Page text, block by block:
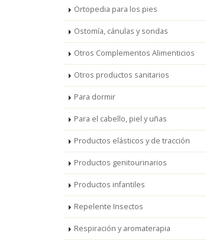
Ortopedia para los pies
Ostomía, cánulas y sondas
Otros Complementos Alimenticios
Otros productos sanitarios
Para dormir
Para el cabello, piel y uñas
Productos elásticos y de tracción
Productos genitourinarios
Productos infantiles
Repelente Insectos
Respiración y aromaterapia